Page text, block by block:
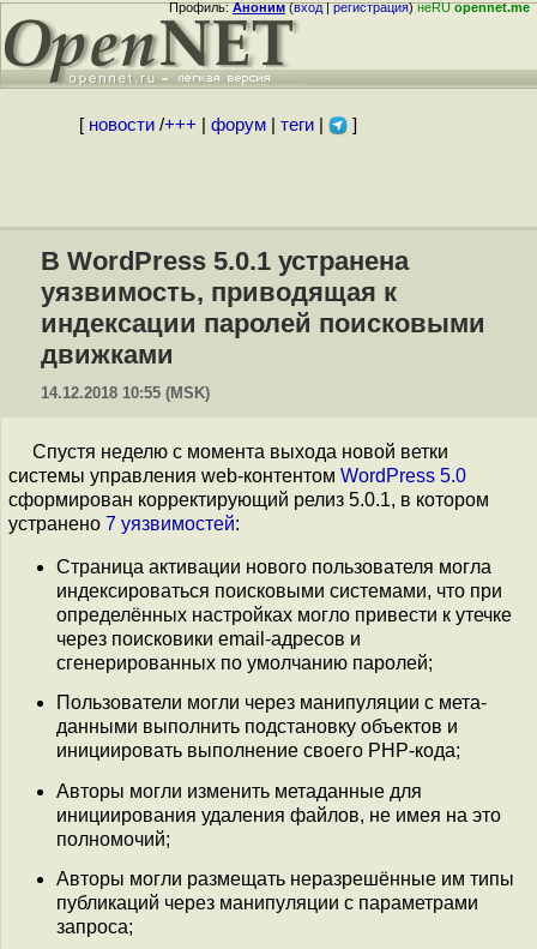
Профиль:Аноним(вход|регистрация)неRUopennet.me
[ новости/+++ форум| теги| ]
В WordPress 5.0.1 устранена
уязвимость, приводящая к
индексации паролей поисковыми
движками
14.12.2018 10:55 (MSK)
Спустя неделю с момента выхода новой ветки
системы управления web-контентом WordPress 5.0
сформирован корректирующий релиз 5.0.1, в котором
устранено 7 уязвимостей:
Страница активации нового пользователя могла
индексироваться поисковыми системами, что при
определённых настройках могло привести к утечке
через поисковики email-адресов и
сгенерированных по умолчанию паролей;
Пользователи могли через манипуляции с мета-
данными выполнить подстановку объектов и
инициировать выполнение своего PHP-кода;
Авторы могли изменить метаданные для
инициирования удаления файлов, не имея на это
полномочий;
Авторы могли размещать неразрешённые им типы
публикаций через манипуляции с параметрами
запроса;